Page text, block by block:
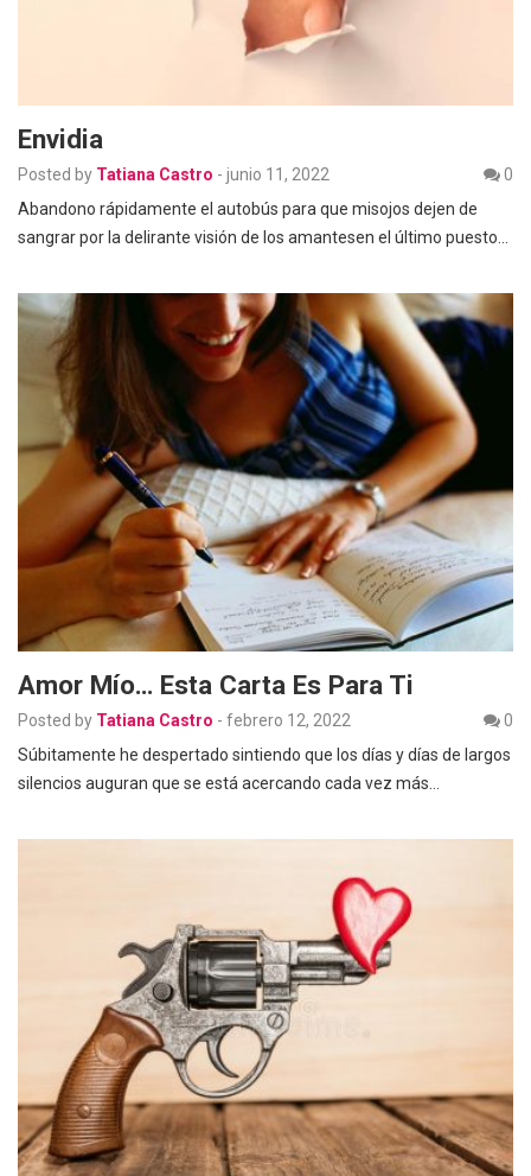
Envidia
Posted by Tatiana Castro - junio 11, 2022
0
Abandono rápidamente el autobús para que misojos dejen de
sangrar por la delirante visión de los amantesen el último puesto…
Amor Mío… Esta Carta Es Para Ti
Posted by Tatiana Castro - febrero 12, 2022
0
Súbitamente he despertado sintiendo que los días y días de largos
silencios auguran que se está acercando cada vez más…